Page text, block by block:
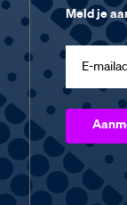
Meld je